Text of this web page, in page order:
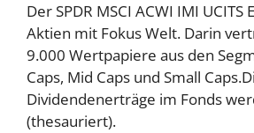
Der SPDR MSCI ACWI IMI UCITS
Aktien mit Fokus Welt. Darin
9.000 Wertpapiere aus den
Caps, Mid Caps und Small
Dividendenerträge im Fonds
(thesauriert).